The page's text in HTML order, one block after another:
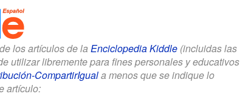
los artículos de la Enciclopedia Kiddle(incluidas las
utilizar libremente para fines personales y educativos
CompartirIguala menos que se indique lo
artículo: